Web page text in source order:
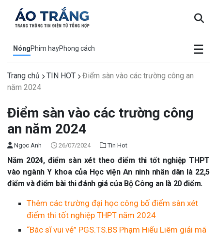
NóngPhim hayPhong cách ☰
×
Trang chủ TIN HOT
Điểm sàn vào các trường công an
năm 2024
Điểm sàn vào các trường công
an năm 2024
Ngọc Anh 26/07/2024 Tin Hot
Năm 2024, điểm sàn xét theo điểm thi tốt nghiệp THPT
vào ngành Y khoa của Học viện An ninh nhân dân là 22,5
điểm và điểm bài thi đánh giá của Bộ Công an là 20 điểm.
Thêm các trường đại học công bố điểm sàn xét
điểm thi tốt nghiệp THPT năm 2024
“Bác sĩ vui vẻ” PGS.TS.BS Phạm Hiếu Liêm giải mã